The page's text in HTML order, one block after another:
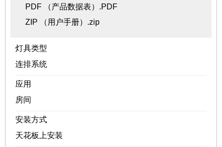
PDF （产品数据表）.PDF
ZIP （用户手册）.zip
灯具类型
连排系统
应用
房间
安装方式
天花板上安装